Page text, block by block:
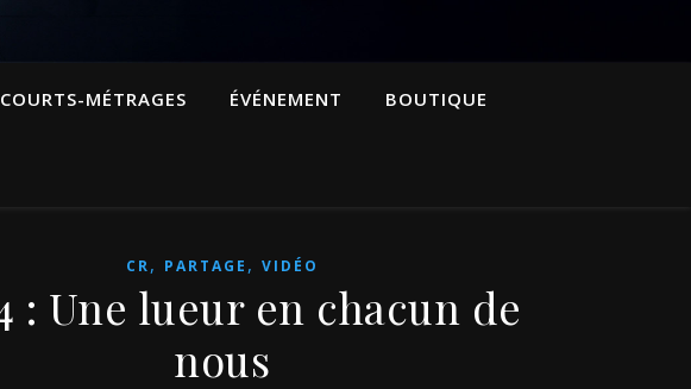
MÉTRAGES ÉVÉNEMENT BOUTIQUE
CR, PARTAGE , VIDÉO
: Une lueur en chacun de
nous